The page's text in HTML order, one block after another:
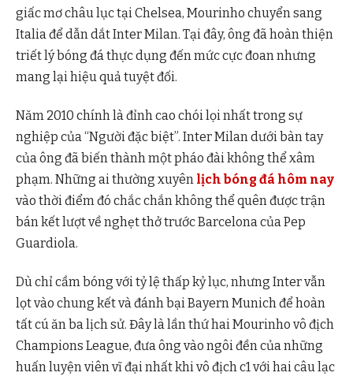
giấc mơ châu lục tại Chelsea, Mourinho chuyển sang
Italia để dẫn dắt Inter Milan. Tại đây, ông đã hoàn thiện
triết lý bóng đá thực dụng đến mức cực đoan nhưng
mang lại hiệu quả tuyệt đối.
Năm 2010 chính là đỉnh cao chói lọi nhất trong sự
nghiệp của “Người đặc biệt”. Inter Milan dưới bàn tay
của ông đã biến thành một pháo đài không thể xâm
phạm. Những ai thường xuyên lịch bóng đá hôm nay
vào thời điểm đó chắc chắn không thể quên được trận
bán kết lượt về nghẹt thở trước Barcelona của Pep
Guardiola.
Dù chỉ cầm bóng với tỷ lệ thấp kỷ lục, nhưng Inter vẫn
lọt vào chung kết và đánh bại Bayern Munich để hoàn
tất cú ăn ba lịch sử. Đây là lần thứ hai Mourinho vô địch
Champions League, đưa ông vào ngôi đền của những
huấn luyện viên vĩ đại nhất khi vô địch c1 với hai câu lạc